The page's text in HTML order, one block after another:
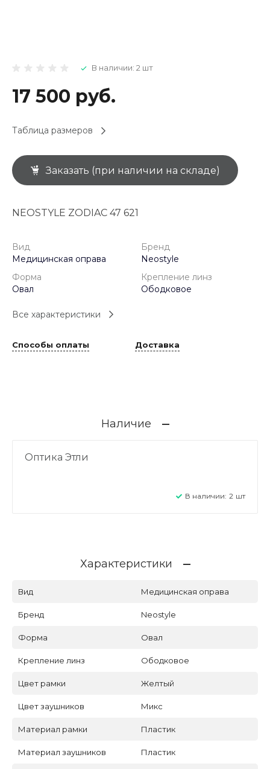
В наличии: 2 шт
17 500 руб.
Таблица размеров
Заказать (при наличии на складе)
NEOSTYLE ZODIAC 47 621
Вид
Медицинская оправа
Бренд
Neostyle
Форма
Овал
Крепление линз
Ободковое
Все характеристики
Способы оплаты Доставка
Наличие
Оптика Этли
В наличии: 2 шт
Характеристики
Вид Медицинская оправа
Бренд Neostyle
Форма Овал
Крепление линз Ободковое
Цвет рамки Желтый
Цвет заушников Микс
Материал рамки Пластик
Материал заушников Пластик